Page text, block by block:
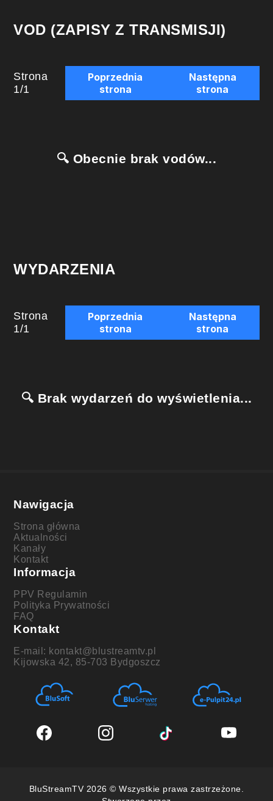
VOD (ZAPISY Z TRANSMISJI)
Strona
1/1
Poprzednia
strona
Następna
strona
🔍 Obecnie brak vodów...
WYDARZENIA
Strona
1/1
Poprzednia
strona
Następna
strona
🔍 Brak wydarzeń do wyświetlenia...
Nawigacja
Strona główna
Aktualności
Kanały
Kontakt
Informacja
PPV Regulamin
Polityka Prywatności
FAQ
Kontakt
E-mail: kontakt@blustreamtv.pl
Kijowska 42, 85-703 Bydgoszcz
BluStreamTV 2026 © Wszystkie prawa zastrzeżone.